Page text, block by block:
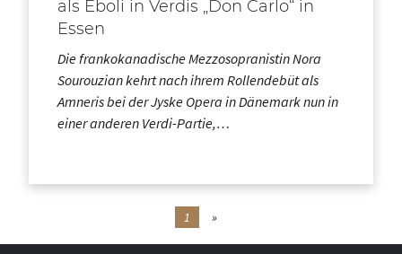
als Eboli in Verdis „Don Carlo“ in
Essen
Die frankokanadische Mezzosopranistin Nora
Sourouzian kehrt nach ihrem Rollendebüt als
Amneris bei der Jyske Opera in Dänemark nun in
einer anderen Verdi-Partie,…
1 »